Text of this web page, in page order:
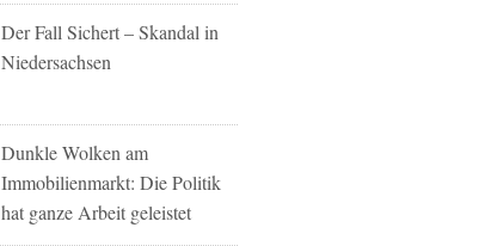
Der Fall Sichert – Skandal in
Niedersachsen
Dunkle Wolken am
Immobilienmarkt: Die Politik
hat ganze Arbeit geleistet